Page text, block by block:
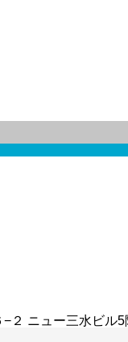
−２ ニュー三水ビ